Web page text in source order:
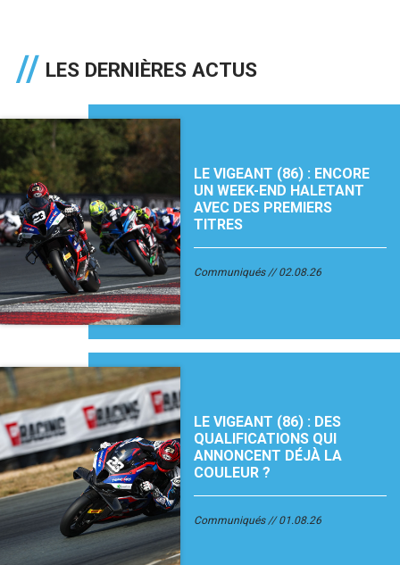
LES DERNIÈRES ACTUS
LE VIGEANT (86) : ENCORE
UN WEEK-END HALETANT
AVEC DES PREMIERS
TITRES
Communiqués 02.08.26
LE VIGEANT (86) : DES
QUALIFICATIONS QUI
ANNONCENT DÉJÀ LA
COULEUR ?
Communiqués 01.08.26